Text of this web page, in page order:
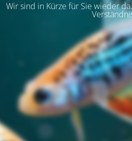
Wir sind in Kürze für Sie wieder